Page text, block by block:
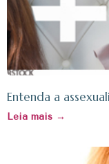
Entenda a
Leia mais →